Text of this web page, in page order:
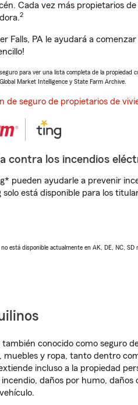
Cada vez más propietarios
2
Falls, PA le ayudará a
para ver una lista completa de la propiedad
Market Intelligence y State Farm Archive.
de seguro de propietarios de
contra los incendios
pueden ayudarle a prevenir
solo está disponible para los
está disponible actualmente en AK, DE, NC, SD
también conocido como seguro
muebles y ropa, tanto dentro
incluso a la propiedad
daños por humo,